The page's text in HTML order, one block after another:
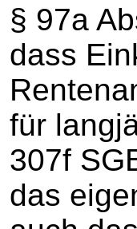
§ 97a
dass
für
307f
das